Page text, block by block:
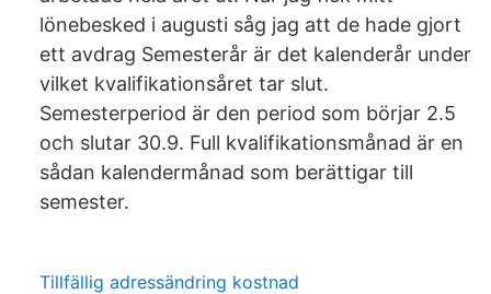
lönebesked i augusti såg jag att de hade gjort
ett avdrag Semesterår är det kalenderår under
vilket kvalifikationsåret tar slut.
Semesterperiod är den period som börjar 2.5
och slutar 30.9. Full kvalifikationsmånad är en
sådan kalendermånad som berättigar till
semester.
Tillfällig adressändring kostnad